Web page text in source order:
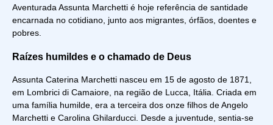
Aventurada Assunta Marchetti é hoje referência de santidade
encarnada no cotidiano, junto aos migrantes, órfãos, doentes e
pobres.
Raízes humildes e o chamado de Deus
Assunta Caterina Marchetti nasceu em 15 de agosto de 1871,
em Lombrici di Camaiore, na região de Lucca, Itália. Criada em
uma família humilde, era a terceira dos onze filhos de Angelo
Marchetti e Carolina Ghilarducci. Desde a juventude, sentia-se